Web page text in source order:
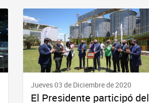
Jueves 03 de Diciembre de 2020
El Presidente participó del